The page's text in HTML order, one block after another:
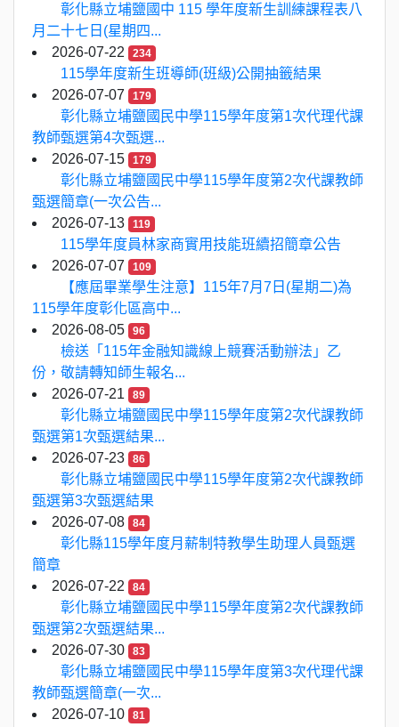
彰化縣立埔鹽國中 115 學年度新生訓練課程表八
月二十七日(星期四...
2026-07-22
234
115學年度新生班導師(班級)公開抽籤結果
2026-07-07
179
彰化縣立埔鹽國民中學115學年度第1次代理代課
教師甄選第4次甄選...
2026-07-15
179
彰化縣立埔鹽國民中學115學年度第2次代課教師
甄選簡章(一次公告...
2026-07-13
119
115學年度員林家商實用技能班續招簡章公告
2026-07-07
109
【應屆畢業學生注意】115年7月7日(星期二)為
115學年度彰化區高中...
2026-08-05
96
檢送「115年金融知識線上競賽活動辦法」乙
份，敬請轉知師生報名...
2026-07-21
89
彰化縣立埔鹽國民中學115學年度第2次代課教師
甄選第1次甄選結果...
2026-07-23
86
彰化縣立埔鹽國民中學115學年度第2次代課教師
甄選第3次甄選結果
2026-07-08
84
彰化縣115學年度月薪制特教學生助理人員甄選
簡章
2026-07-22
84
彰化縣立埔鹽國民中學115學年度第2次代課教師
甄選第2次甄選結果...
2026-07-30
83
彰化縣立埔鹽國民中學115學年度第3次代理代課
教師甄選簡章(一次...
2026-07-10
81